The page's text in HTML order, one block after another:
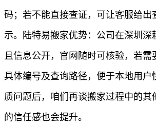
码；若不能直接查证，可让客服给出
示。陆特易搬家优势：公司在深圳深
且信息公开，官网随时可核验，若
具体编号及查询路径，便于本地用户
质问题后，咱们再谈搬家过程中的其
的信任感也会提升。